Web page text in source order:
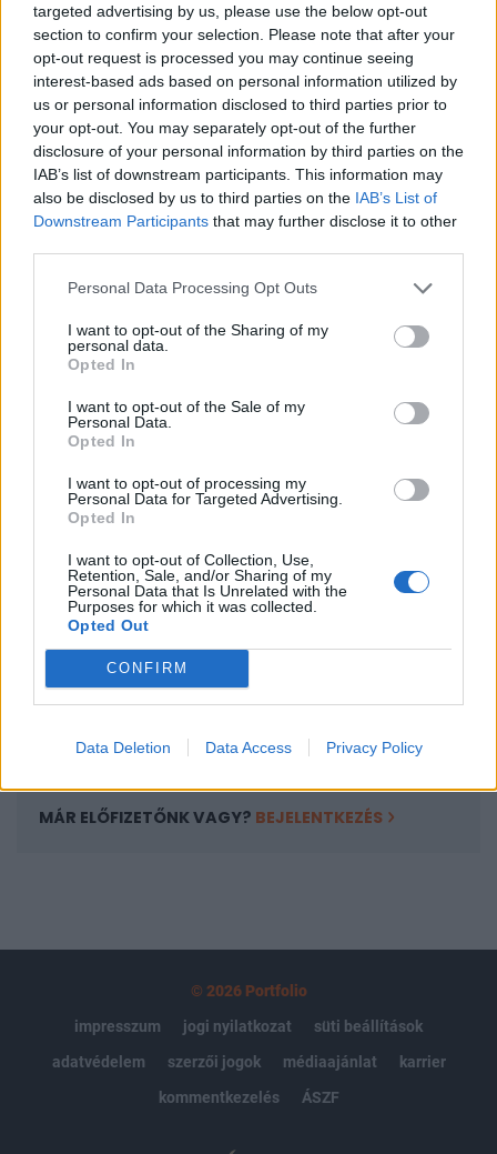
targeted advertising by us, please use the below opt-out
section to confirm your selection. Please note that after your
opt-out request is processed you may continue seeing
interest-based ads based on personal information utilized by
us or personal information disclosed to third parties prior to
your opt-out. You may separately opt-out of the further
disclosure of your personal information by third parties on the
IAB’s list of downstream participants. This information may
also be disclosed by us to third parties on the IAB’s List of
Downstream Participants that may further disclose it to other
Personal Data Processing Opt Outs
I want to opt-out of the Sharing of my
personal data.
Opted In
I want to opt-out of the Sale of my
Personal Data.
Opted In
I want to opt-out of processing my
Personal Data for Targeted Advertising.
Opted In
I want to opt-out of Collection, Use,
Retention, Sale, and/or Sharing of my
Personal Data that Is Unrelated with the
Purposes for which it was collected.
Opted Out
CONFIRM
Data Deletion Data Access Privacy Policy
A piaci várakozásoknak megfelelően 0%-on
tartotta az irányadó kamatot az Európai Központi
Bank. A kiadott közlemény szövege teljesen
mértékben megegyezik a márciusiéval: 60
milliárd eurós havi összegben folytatódik év
végéig az eszközvásárlási program, szükség
esetén azonban megnövelhetik ezt a
keretösszeget.
2017. április 27. 15:00 Megosztás Nem került szóba a
érkezik majd egy arra vonatkozó kérdés, hogy szóba került-
e már az extrém laza monetáris politikából való lassú
A keresett cikk a portfolio.hu hírarchívumához
tartozik, melynek olvasása előfizetéses
regisztrációhoz kötött.
Az előfizetés a következőket tartalmazza:
Portfolio.hu teljes cikkarchívum
Kötéslisták: BÉT elmúlt 2 év napon belüli
MÁR ELŐFIZETŐNK VAGY? BEJELENTKEZÉS
© 2026 Portfolio
impresszum
jogi nyilatkozat
süti beállítások
adatvédelem
szerzői jogok médiaajánlat
karrier
kommentkezelés
ÁSZF